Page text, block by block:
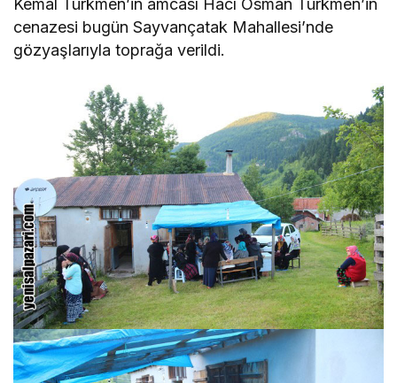
cenazesi bugün Sayvançatak Mahallesi’nde
gözyaşlarıyla toprağa verildi.